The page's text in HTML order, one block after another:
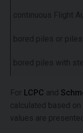
continuous Flight
bored piles or
bored piles with
For LCPC and
calculated based
values are